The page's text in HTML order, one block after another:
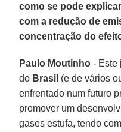
como se pode
com a redução de
concentração do
Paulo Moutinho - Este
do Brasil (e de vários
enfrentado num futuro
promover um
gases estufa, tendo